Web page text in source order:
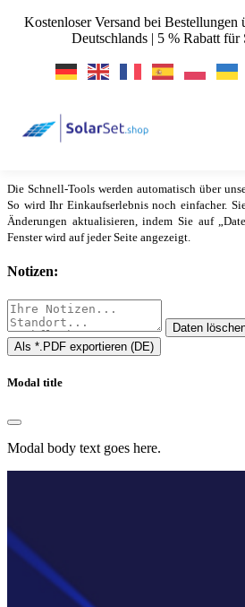
SolarSet QUICK-TOOL
▲
Die Schnell-Tools werden automatisch über
So wird Ihr Einkaufserlebnis noch einfacher.
Änderungen aktualisieren, indem Sie auf
Fenster wird auf jeder Seite angezeigt.
Notizen:
Daten
Als *.PDF exportieren (DE)
Modal title
Modal body text goes here.
Kostenloser Versand bei Bestellungen
Deutschlands | 5 % Rabatt für